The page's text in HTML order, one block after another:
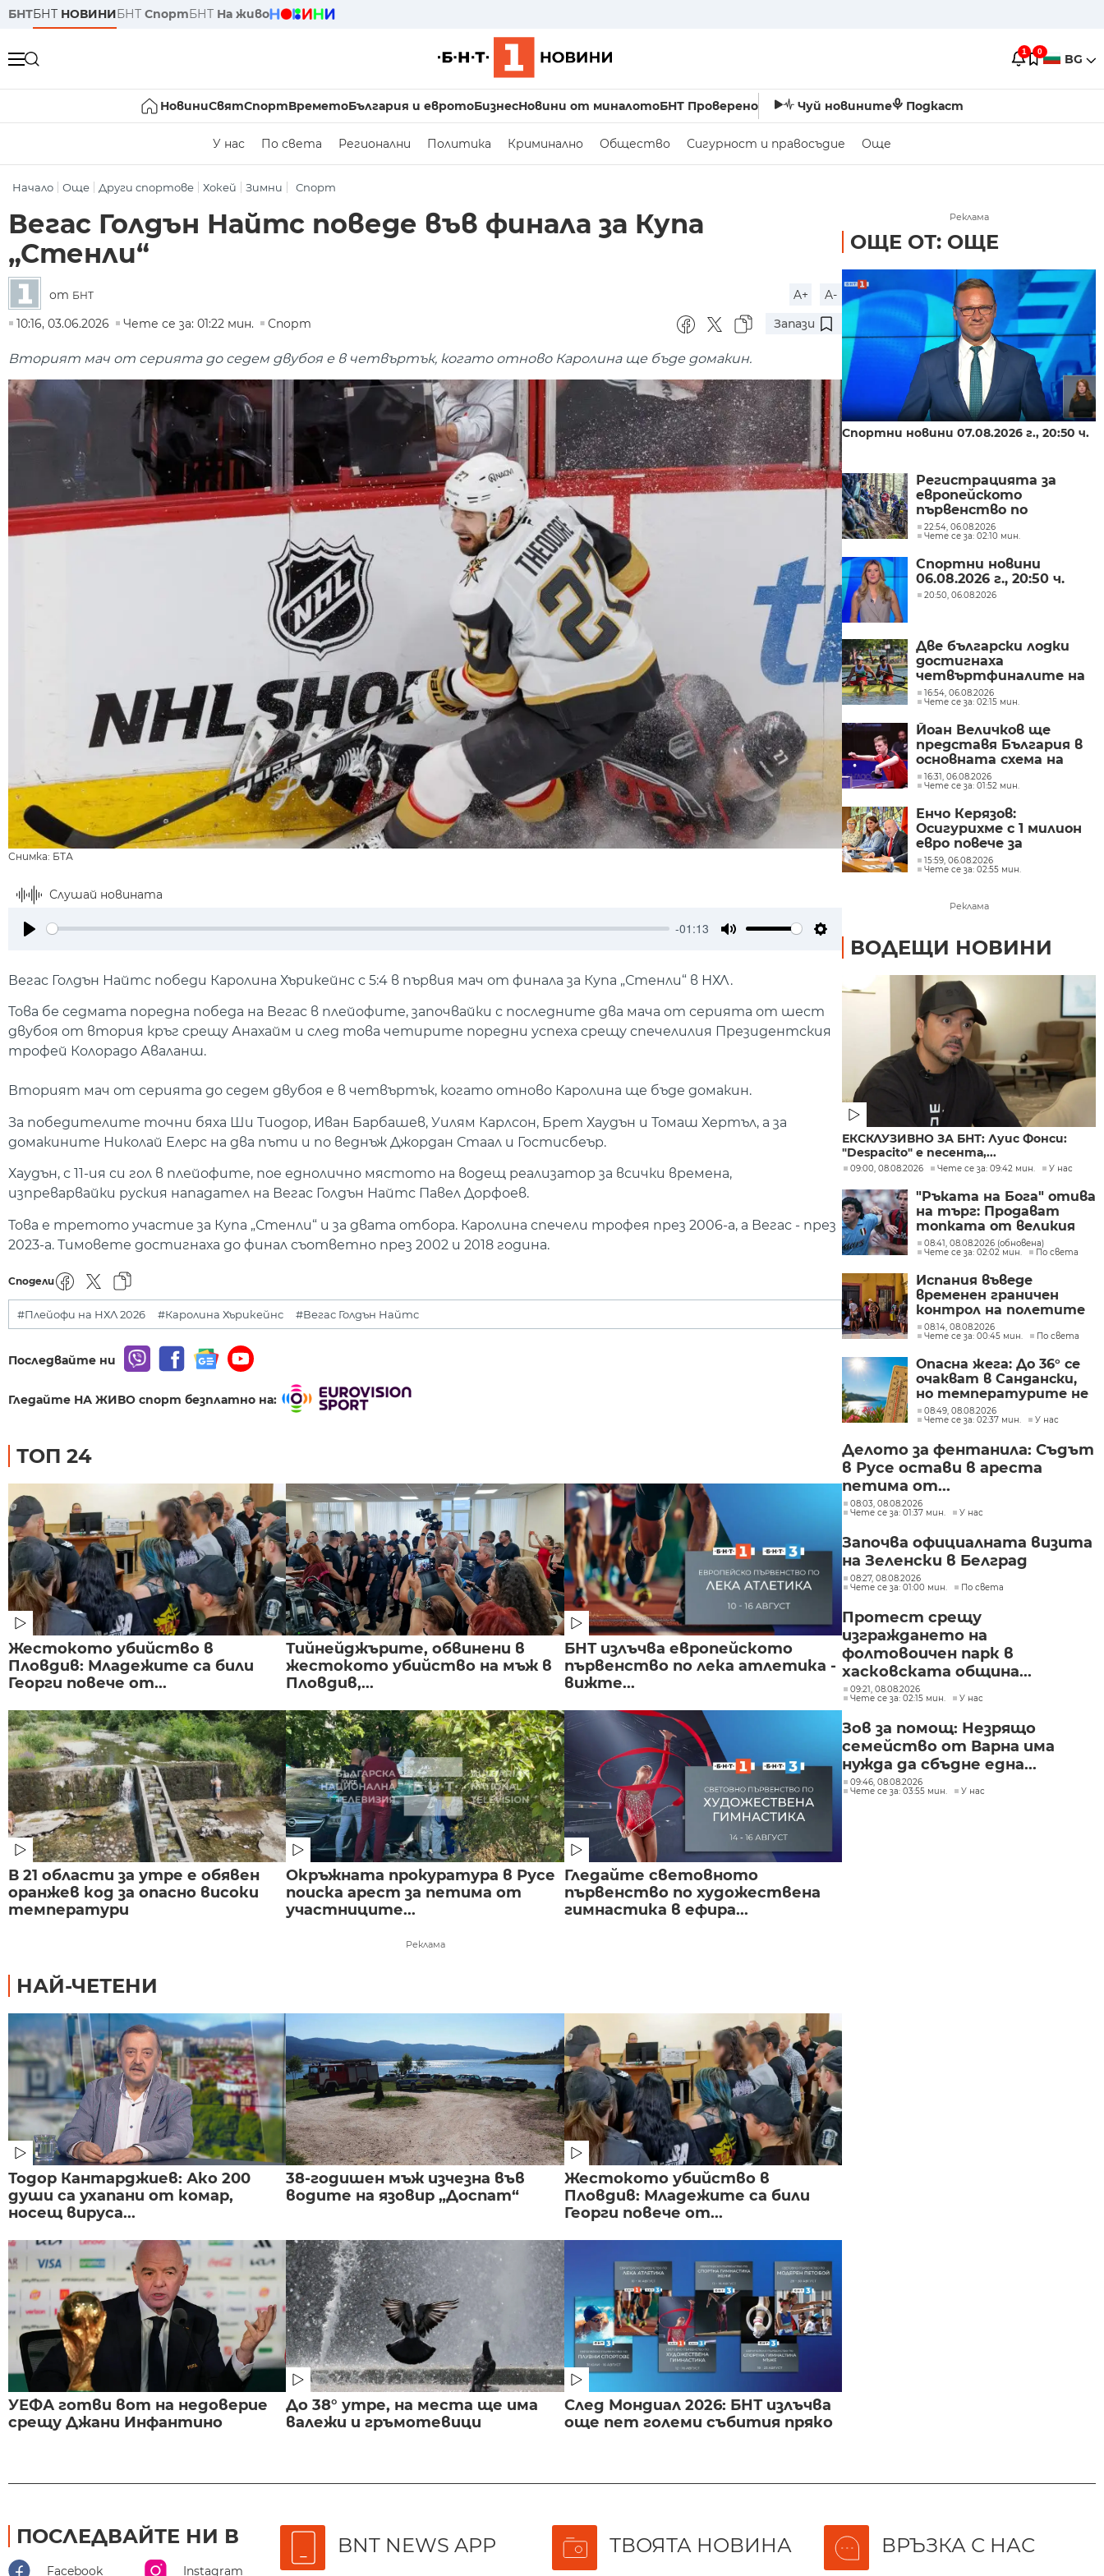
БНТБНТ НОВИНИБНТ СпортБНТ На живо
1 0 BG
НовиниСвятСпортВреметоБългария и евротоБизнесНовини от миналотоБНТ Проверено Чуй новините Подкаст
У нас По света Регионални Политика Криминално Общество Сигурност и правосъдие Още
Начало Още Други спортове Хокей Зимни Спорт
Вегас Голдън Найтс поведе във финала за Купа
„Стенли“
от БНТ A+
A-
10:16, 03.06.2026
Чете се за: 01:22 мин. Спорт Запази
Вторият мач от серията до седем двубоя е в четвъртък, когато отново Каролина ще бъде домакин.
Снимка: БТА
Слушай новината
-01:13
Settings
Вегас Голдън Найтс победи Каролина Хърикейнс с 5:4 в първия мач от финала за Купа „Стенли“ в НХЛ.
Това бе седмата поредна победа на Вегас в плейофите, започвайки с последните два мача от серията от шест
двубоя от втория кръг срещу Анахайм и след това четирите поредни успеха срещу спечелилия Президентския
трофей Колорадо Аваланш.
Вторият мач от серията до седем двубоя е в четвъртък, когато отново Каролина ще бъде домакин.
За победителите точни бяха Ши Тиодор, Иван Барбашев, Уилям Карлсон, Брет Хаудън и Томаш Хертъл, а за
домакините Николай Елерс на два пъти и по веднъж Джордан Стаал и Гостисбеър.
Хаудън, с 11-ия си гол в плейофите, пое еднолично мястото на водещ реализатор за всички времена,
изпреварвайки руския нападател на Вегас Голдън Найтс Павел Дорфоев.
Това е третото участие за Купа „Стенли“ и за двата отбора. Каролина спечели трофея през 2006-а, а Вегас - през
2023-а. Тимовете достигнаха до финал съответно през 2002 и 2018 година.
Сподели
#Плейофи на НХЛ 2026 #Каролина Хърикейнс #Вегас Голдън Найтс
Последвайте ни
Гледайте НА ЖИВО спорт безплатно на:
ТОП 24
Жестокото убийство в
Пловдив: Младежите са били
Георги повече от...
Тийнейджърите, обвинени в
жестокото убийство на мъж в
Пловдив,...
БНТ излъчва европейското
първенство по лека атлетика -
вижте...
В 21 области за утре е обявен
оранжев код за опасно високи
температури
Окръжната прокуратура в Русе
поиска арест за петима от
участниците...
Гледайте световното
първенство по художествена
гимнастика в ефира...
Реклама
НАЙ-ЧЕТЕНИ
Тодор Кантарджиев: Ако 200
души са ухапани от комар,
носещ вируса...
38-годишен мъж изчезна във
водите на язовир „Доспат“
Жестокото убийство в
Пловдив: Младежите са били
Георги повече от...
УЕФА готви вот на недоверие
срещу Джани Инфантино
До 38° утре, на места ще има
валежи и гръмотевици
След Мондиал 2026: БНТ излъчва
още пет големи събития пряко
Реклама
ОЩЕ ОТ: ОЩЕ
Спортни новини 07.08.2026 г., 20:50 ч.
Регистрацията за
европейското
първенство по
спускане на Витоша
приключи
22:54, 06.08.2026
Чете се за: 02:10 мин.
Спортни новини
06.08.2026 г., 20:50 ч.
20:50, 06.08.2026
Две български лодки
достигнаха
четвъртфиналите на
световното
първенство по гребане
в Пловдив
16:54, 06.08.2026
Чете се за: 02:15 мин.
Йоан Величков ще
представя България в
основната схема на
WTT Contender
Panagyurishte 2026
16:31, 06.08.2026
Чете се за: 01:52 мин.
Енчо Керязов:
Осигурихме с 1 милион
евро повече за
младежките политики
15:59, 06.08.2026
Чете се за: 02:55 мин.
Реклама
ВОДЕЩИ НОВИНИ
ЕКСКЛУЗИВНО ЗА БНТ: Луис Фонси:
"Despacito" е песента,...
09:00, 08.08.2026 Чете се за: 09:42 мин. У нас
"Ръката на Бога" отива
на търг: Продават
топката от великия
гол на Марадона
08:41, 08.08.2026 (обновена)
Чете се за: 02:02 мин.
По света
Испания въведе
временен граничен
контрол на полетите
и корабите
пристигащи от
08:14, 08.08.2026
Чете се за: 00:45 мин.
По света
Опасна жега: До 36° се
очакват в Сандански,
но температурите не
са рекордни
08:49, 08.08.2026
Чете се за: 02:37 мин.
У нас
Делото за фентанила: Съдът
в Русе остави в ареста
петима от...
08:03, 08.08.2026
Чете се за: 01:37 мин.
У нас
Започва официалната визита
на Зеленски в Белград
08:27, 08.08.2026
Чете се за: 01:00 мин.
По света
Протест срещу
изграждането на
фолтовоичен парк в
хасковската община...
09:21, 08.08.2026
Чете се за: 02:15 мин.
У нас
Зов за помощ: Незрящо
семейство от Варна има
нужда да сбъдне една...
09:46, 08.08.2026
Чете се за: 03:55 мин.
У нас
ПОСЛЕДВАЙТЕ НИ В
Facebook Instagram
BNT NEWS APP ТВОЯТА НОВИНА ВРЪЗКА С НАС